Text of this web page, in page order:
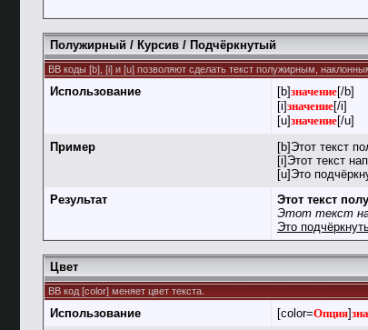
Полужирный / Курсив / Подчёркнутый
BB коды [b], [i] и [u] позволяют сделать текст полужирным,
Использование [b]значение[/b]
[i]значение[/i]
[u]значение[/u]
Пример
[b]Этот текст
[i]Этот текст
[u]Это
Результат
Этот текст
Этот текст
Это
Цвет
BB код [color] меняет цвет текста.
Использование [color=Опция]